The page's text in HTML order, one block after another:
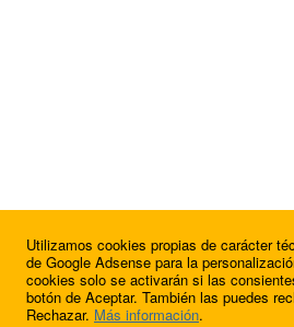
Utilizamos cookies propias de carácter
de Google Adsense para la
cookies solo se activarán si las
botón de Aceptar. También las puedes
Rechazar. Más información.